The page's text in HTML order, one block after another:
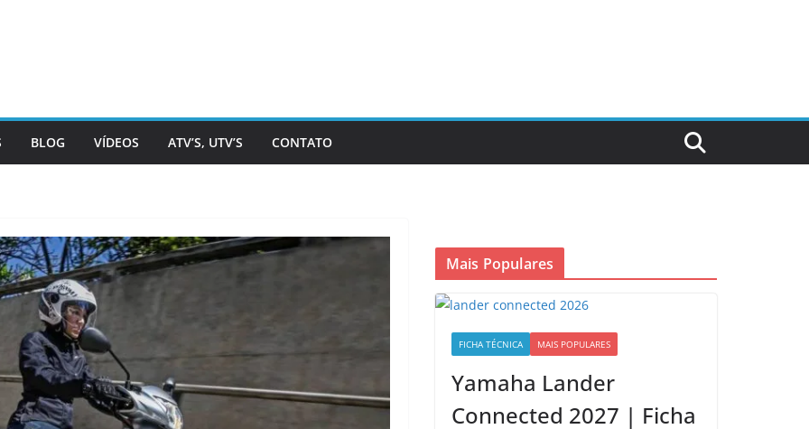
BLOG VÍDEOS ATV’S, UTV’S CONTATO
Mais Populares
FICHA TÉCNICA MAIS POPULARES
Yamaha Lander
Connected 2027 | Ficha